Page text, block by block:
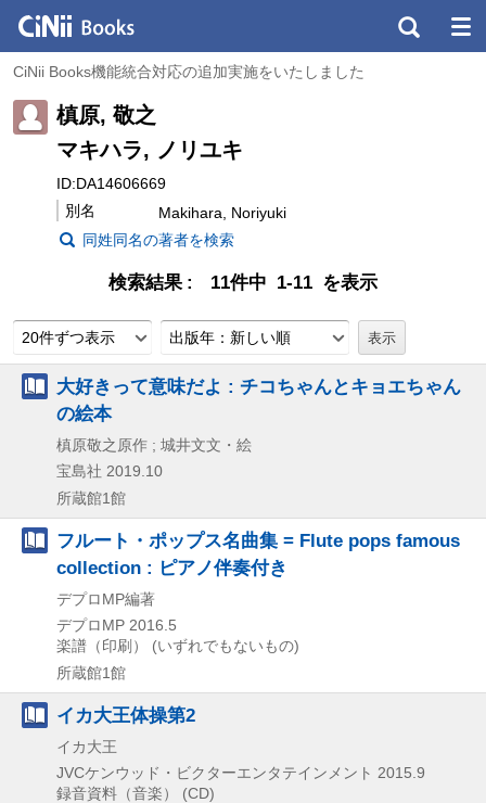
CiNii Books機能統合対応の追加実施をいたしました
槙原, 敬之
マキハラ, ノリユキ
ID:DA14606669
別名
Makihara, Noriyuki
同姓同名の著者を検索
検索結果 11件中 1-11 を表示
20件ずつ表示 出版年：新しい順
大好きって意味だよ : チコちゃんとキョエちゃん
の絵本
槙原敬之原作 ; 城井文文・絵
宝島社 2019.10
所蔵館1館
フルート・ポップス名曲集 = Flute pops famous
collection : ピアノ伴奏付き
デプロMP編著
デプロMP 2016.5
楽譜（印刷） (いずれでもないもの)
所蔵館1館
イカ大王体操第2
イカ大王
JVCケンウッド・ビクターエンタテインメント 2015.9
録音資料（音楽） (CD)